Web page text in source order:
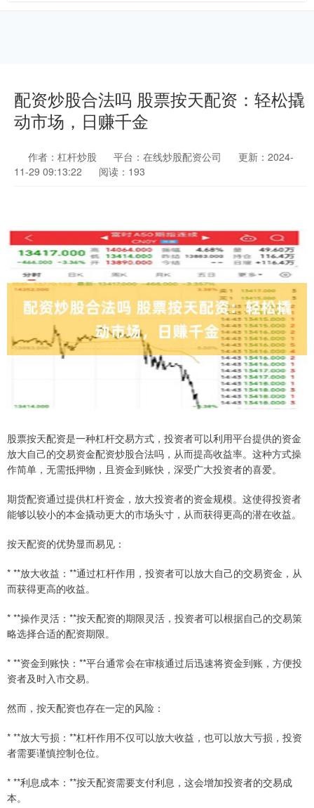
配资炒股合法吗 股票按天配资：轻松撬
动市场，日赚千金
作者：杠杆炒股 平台：在线炒股配资公司
更新：2024-
11-29 09:13:22
阅读：193
股票按天配资是一种杠杆交易方式，投资者可以利用平台提供的资金
放大自己的交易资金配资炒股合法吗，从而提高收益率。这种方式操
作简单，无需抵押物，且资金到账快，深受广大投资者的喜爱。
期货配资通过提供杠杆资金，放大投资者的资金规模。这使得投资者
能够以较小的本金撬动更大的市场头寸，从而获得更高的潜在收益。
按天配资的优势显而易见：
* **放大收益：**通过杠杆作用，投资者可以放大自己的交易资金，从
而获得更高的收益。
* **操作灵活：**按天配资的期限灵活，投资者可以根据自己的交易策
略选择合适的配资期限。
* **资金到账快：**平台通常会在审核通过后迅速将资金到账，方便投
资者及时入市交易。
然而，按天配资也存在一定的风险：
* **放大亏损：**杠杆作用不仅可以放大收益，也可以放大亏损，投资
者需要谨慎控制仓位。
* **利息成本：**按天配资需要支付利息，这会增加投资者的交易成
本。